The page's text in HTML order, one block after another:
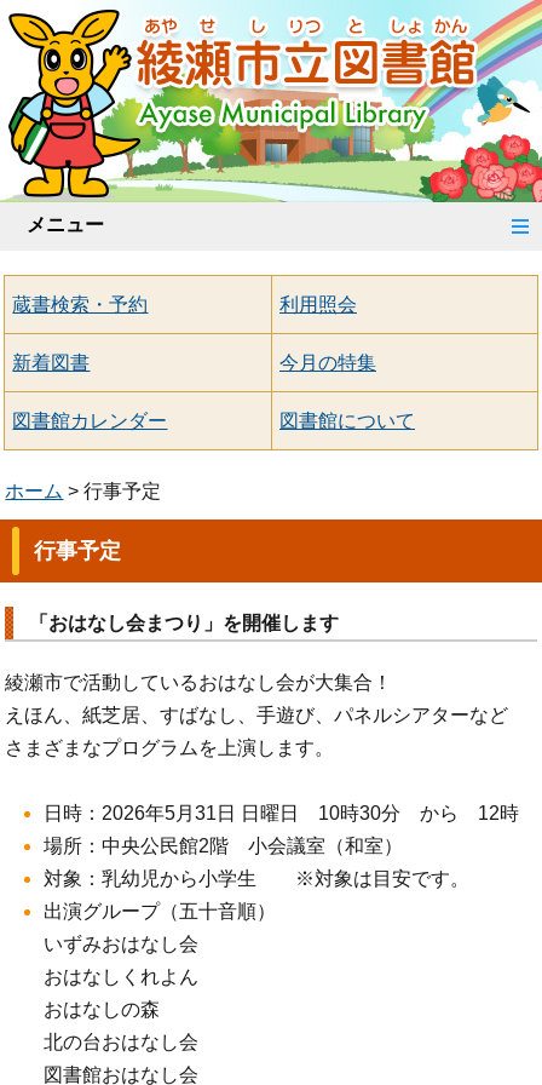
メニュー
蔵書検索・予約 利用照会
新着図書 今月の特集
図書館カレンダー 図書館について
ホーム 行事予定
行事予定
「おはなし会まつり」を開催します
綾瀬市で活動しているおはなし会が大集合！
えほん、紙芝居、すばなし、手遊び、パネルシアターなど
さまざまなプログラムを上演します。
日時：2026年5月31日 日曜日 10時30分 から 12時
場所：中央公民館2階 小会議室（和室）
対象：乳幼児から小学生 ※対象は目安です。
出演グループ（五十音順）
いずみおはなし会
おはなしくれよん
おはなしの森
北の台おはなし会
図書館おはなし会